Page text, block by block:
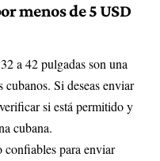
menos de 5 USD
a 42 pulgadas son una
Si deseas enviar
si está permitido y
cubana.
para enviar